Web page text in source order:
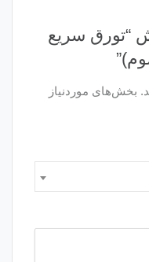
“تورق سریع
بخش‌های موردنیاز